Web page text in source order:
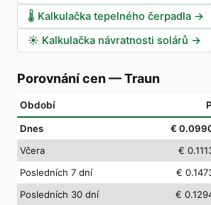
🌡️ Kalkulačka tepelného čerpadla →
☀️ Kalkulačka návratnosti solárů →
Porovnání cen —Traun
Období
Dnes €
Včera
€
Posledních 7 dní
€
Posledních 30 dní
€